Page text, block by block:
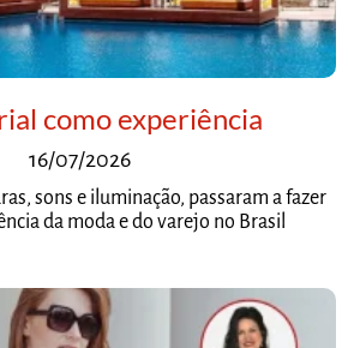
como experiência
16/07/2026
sons e iluminação, passaram a fazer
da moda e do varejo no Brasil